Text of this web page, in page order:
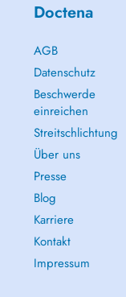
Doctena
AGB
Datenschutz
Beschwerde
einreichen
Streitschlichtung
Über uns
Presse
Blog
Karriere
Kontakt
Impressum